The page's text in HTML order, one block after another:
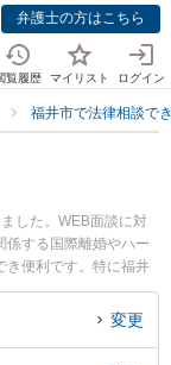
弁護士の方はこちら
覧履歴 マイリスト ログイン
福井市で法律相談で
した。WEB面談に対
係する国際離婚やハー
き便利です。特に福井
所の山浦 光一郎弁護士
います。『福井市で
変更